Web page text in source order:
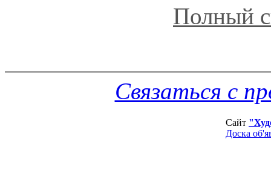
Полный
Связаться с
Сайт
Доска